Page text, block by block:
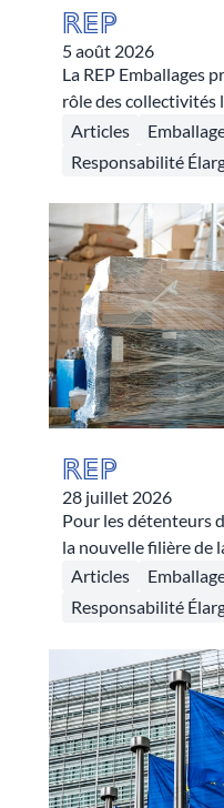
REP
5 août 2026
La REP Emballages
rôle des collectivités
ces déchets
vigueur. Trois
articulation en leur
soutiens financiers
Articles
Responsabilité
REP
28 juillet 2026
Pour les détenteurs
la nouvelle filière de
producteur crée des
financiers dans le
déchets plastiques
professionnels. Au
incitatif de soutiens
harmonisation des
Articles
Responsabilité